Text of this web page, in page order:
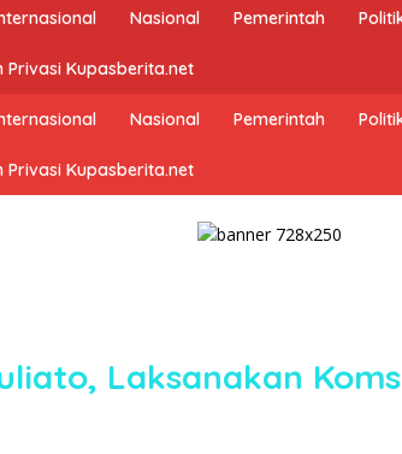
Nasional Pemerintah
Privasi Kupasberita.net
Nasional Pemerintah
Privasi Kupasberita.net
Laksanakan